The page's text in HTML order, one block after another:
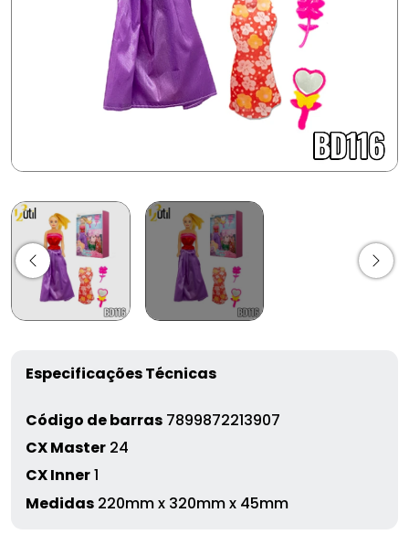
Especificações Técnicas
Código de barras 7899872213907
CX Master 24
CX Inner1
Medidas 220mm x 320mm x 45mm